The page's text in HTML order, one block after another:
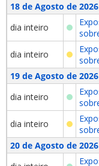
18 de Agosto de 2026
dia inteiro
dia inteiro
19 de Agosto de 2026
dia inteiro
dia inteiro
20 de Agosto de 2026